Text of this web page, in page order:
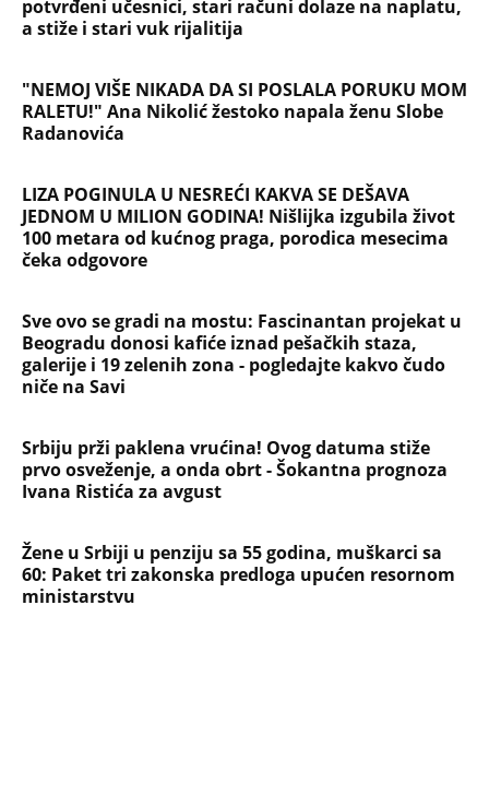
potvrđeni učesnici, stari računi dolaze na naplatu,
a stiže i stari vuk rijalitija
"NEMOJ VIŠE NIKADA DA SI POSLALA PORUKU MOM
RALETU!" Ana Nikolić žestoko napala ženu Slobe
Radanovića
LIZA POGINULA U NESREĆI KAKVA SE DEŠAVA
JEDNOM U MILION GODINA! Nišlijka izgubila život
100 metara od kućnog praga, porodica mesecima
čeka odgovore
Sve ovo se gradi na mostu: Fascinantan projekat u
Beogradu donosi kafiće iznad pešačkih staza,
galerije i 19 zelenih zona - pogledajte kakvo čudo
niče na Savi
Srbiju prži paklena vrućina! Ovog datuma stiže
prvo osveženje, a onda obrt - Šokantna prognoza
Ivana Ristića za avgust
Žene u Srbiji u penziju sa 55 godina, muškarci sa
60: Paket tri zakonska predloga upućen resornom
ministarstvu